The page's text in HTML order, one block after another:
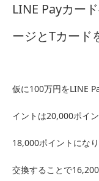
LINE Payカー
ージとTカード
仮に100万円をLINE
イントは20,000ポイ
18,000ポイントにな
交換することで